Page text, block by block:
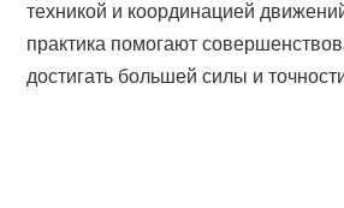
техникой и координацией
практика помогают
достигать большей силы и